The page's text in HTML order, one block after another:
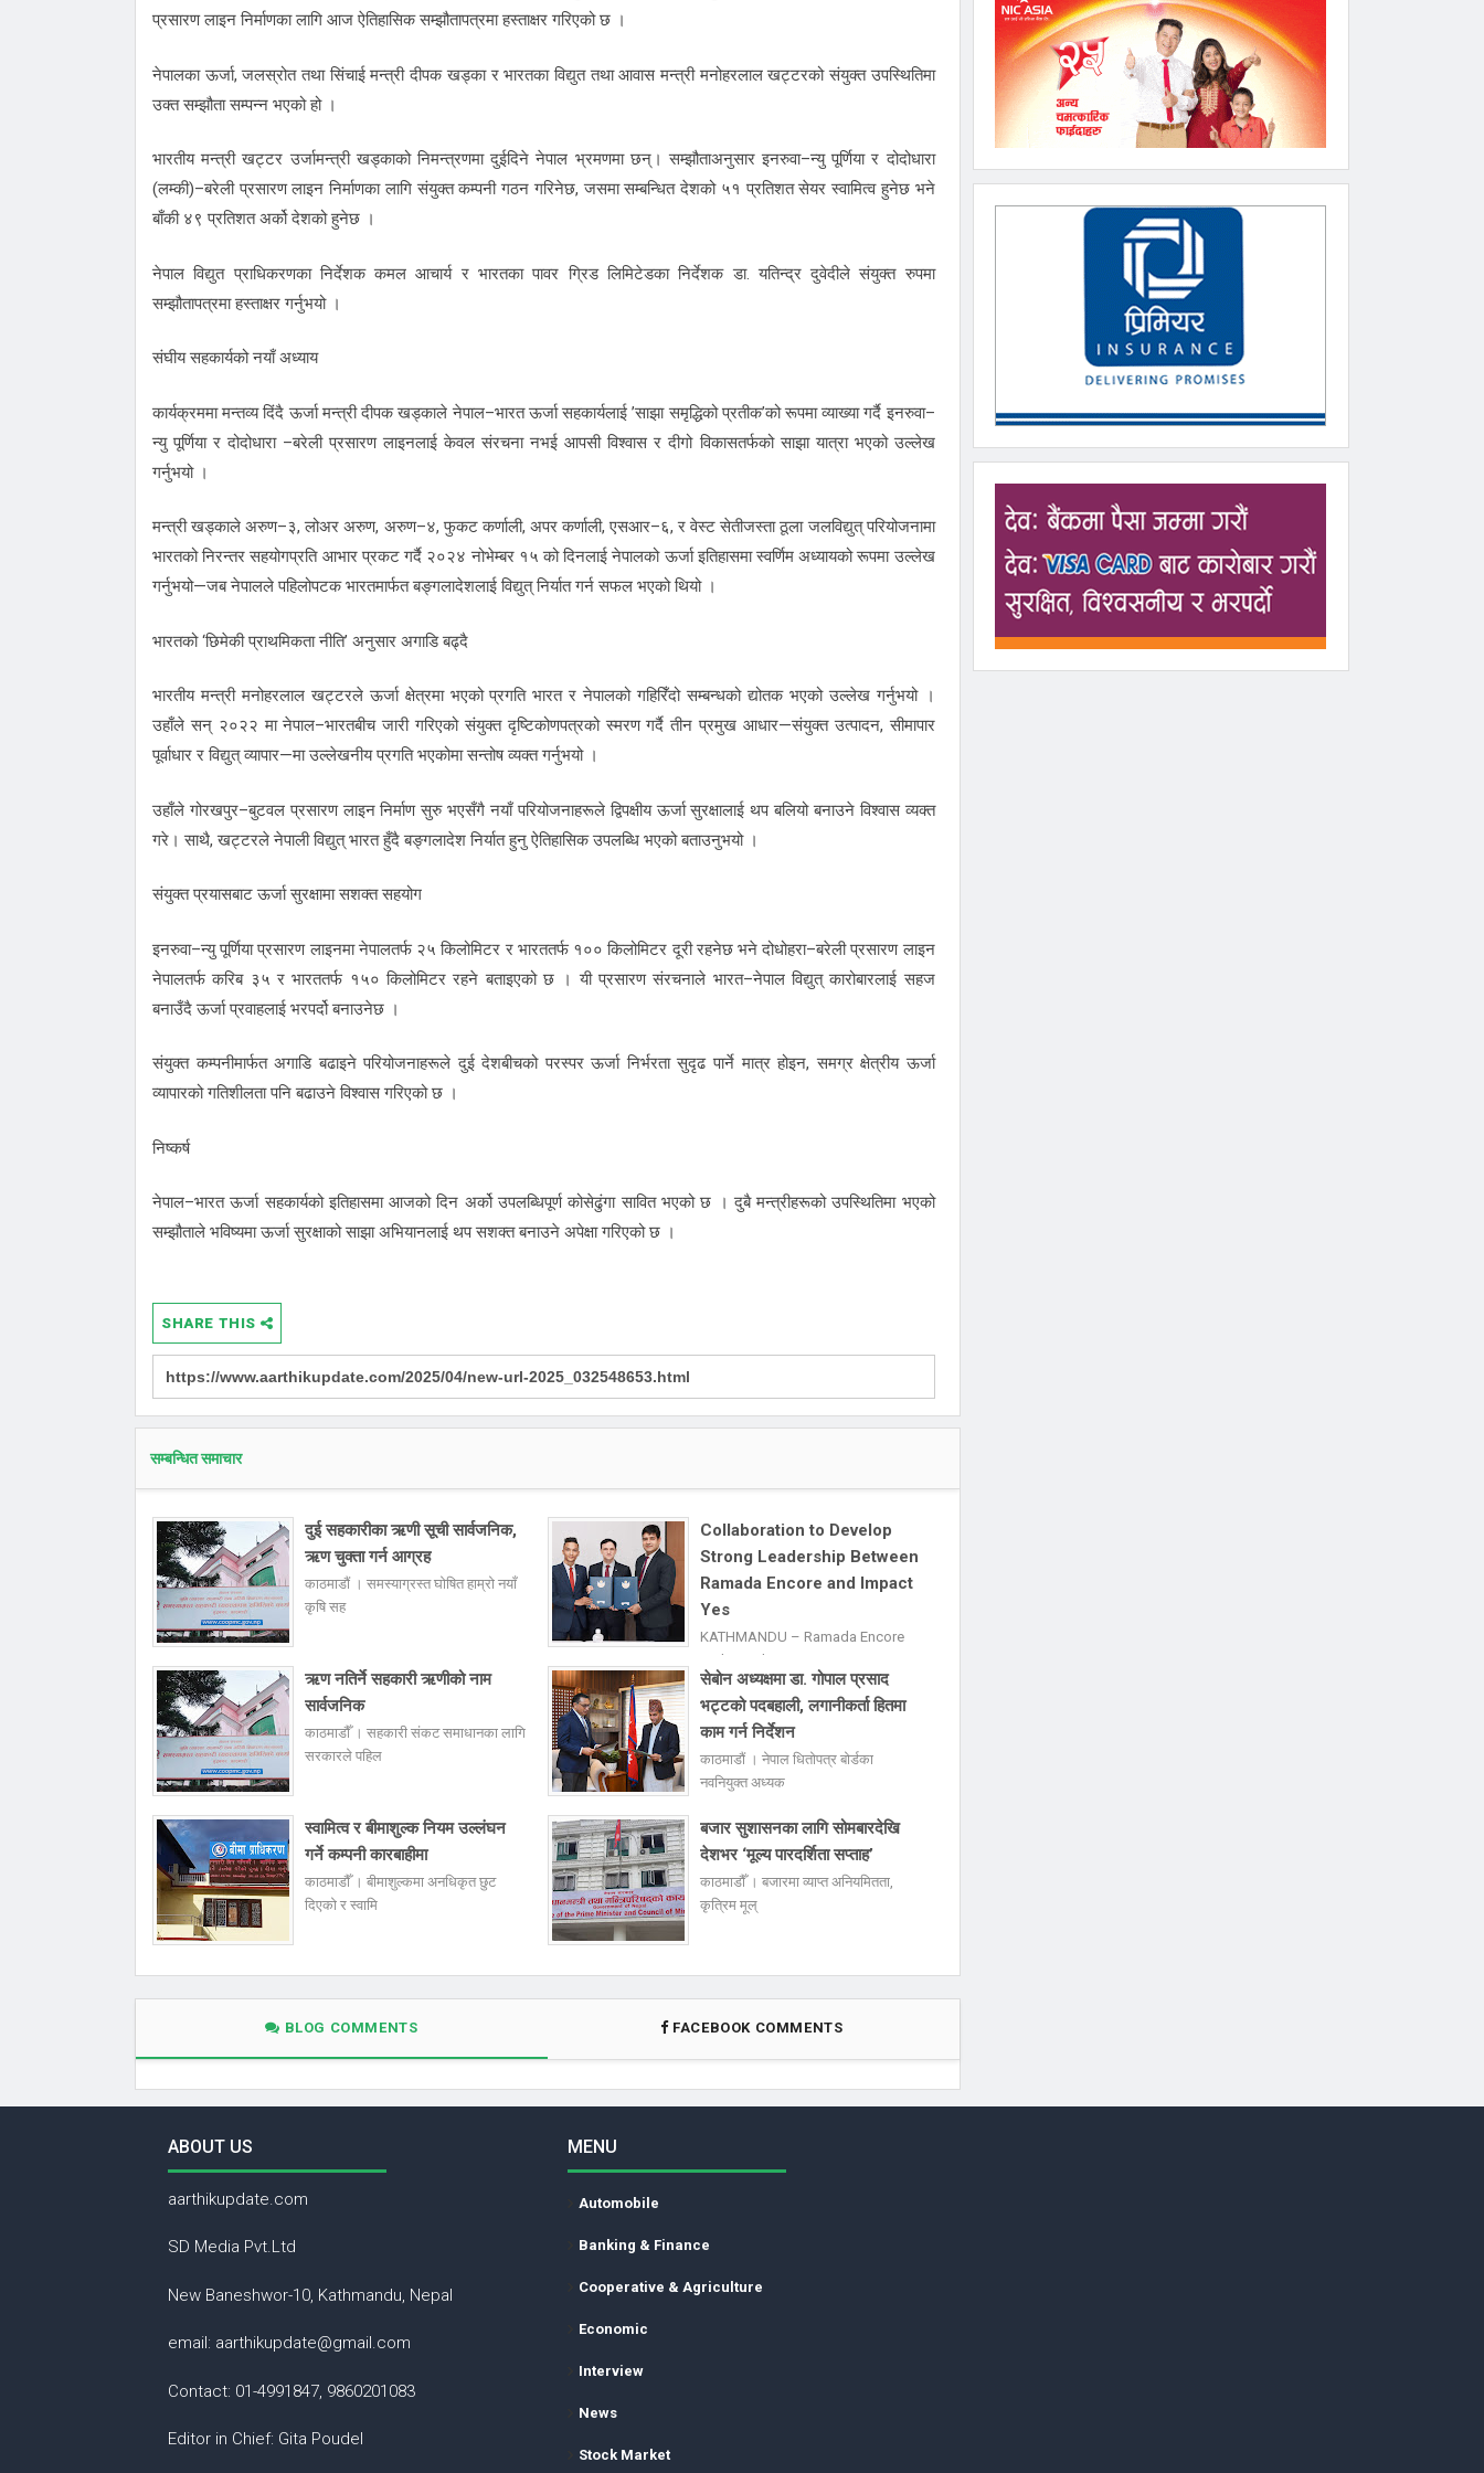
प्रसारण लाइन निर्माणका लागि आज ऐतिहासिक सम्झौतापत्रमा हस्ताक्षर गरिएको छ ।
नेपालका ऊर्जा, जलस्रोत तथा सिंचाई मन्त्री दीपक खड्का र भारतका विद्युत तथा आवास मन्त्री मनोहरलाल खट्टरको संयुक्त उपस्थितिमा
उक्त सम्झौता सम्पन्न भएको हो ।
भारतीय मन्त्री खट्टर उर्जामन्त्री खड्काको निमन्त्रणमा दुईदिने नेपाल भ्रमणमा छन्। सम्झौताअनुसार इनरुवा–न्यु पूर्णिया र दोदोधारा
(लम्की)–बरेली प्रसारण लाइन निर्माणका लागि संयुक्त कम्पनी गठन गरिनेछ, जसमा सम्बन्धित देशको ५१ प्रतिशत सेयर स्वामित्व हुनेछ भने
बाँकी ४९ प्रतिशत अर्को देशको हुनेछ ।
नेपाल विद्युत प्राधिकरणका निर्देशक कमल आचार्य र भारतका पावर ग्रिड लिमिटेडका निर्देशक डा. यतिन्द्र दुवेदीले संयुक्त रुपमा
सम्झौतापत्रमा हस्ताक्षर गर्नुभयो ।
संघीय सहकार्यको नयाँ अध्याय
कार्यक्रममा मन्तव्य दिंदै ऊर्जा मन्त्री दीपक खड्काले नेपाल–भारत ऊर्जा सहकार्यलाई ’साझा समृद्धिको प्रतीक’को रूपमा व्याख्या गर्दै इनरुवा–
न्यु पूर्णिया र दोदोधारा –बरेली प्रसारण लाइनलाई केवल संरचना नभई आपसी विश्वास र दीगो विकासतर्फको साझा यात्रा भएको उल्लेख
गर्नुभयो ।
मन्त्री खड्काले अरुण–३, लोअर अरुण, अरुण–४, फुकट कर्णाली, अपर कर्णाली, एसआर–६, र वेस्ट सेतीजस्ता ठूला जलविद्युत् परियोजनामा
भारतको निरन्तर सहयोगप्रति आभार प्रकट गर्दै २०२४ नोभेम्बर १५ को दिनलाई नेपालको ऊर्जा इतिहासमा स्वर्णिम अध्यायको रूपमा उल्लेख
गर्नुभयो—जब नेपालले पहिलोपटक भारतमार्फत बङ्गलादेशलाई विद्युत् निर्यात गर्न सफल भएको थियो ।
भारतको ‘छिमेकी प्राथमिकता नीति’ अनुसार अगाडि बढ्दै
भारतीय मन्त्री मनोहरलाल खट्टरले ऊर्जा क्षेत्रमा भएको प्रगति भारत र नेपालको गहिरिँदो सम्बन्धको द्योतक भएको उल्लेख गर्नुभयो ।
उहाँले सन् २०२२ मा नेपाल–भारतबीच जारी गरिएको संयुक्त दृष्टिकोणपत्रको स्मरण गर्दै तीन प्रमुख आधार—संयुक्त उत्पादन, सीमापार
पूर्वाधार र विद्युत् व्यापार—मा उल्लेखनीय प्रगति भएकोमा सन्तोष व्यक्त गर्नुभयो ।
उहाँले गोरखपुर–बुटवल प्रसारण लाइन निर्माण सुरु भएसँगै नयाँ परियोजनाहरूले द्विपक्षीय ऊर्जा सुरक्षालाई थप बलियो बनाउने विश्वास व्यक्त
गरे। साथै, खट्टरले नेपाली विद्युत् भारत हुँदै बङ्गलादेश निर्यात हुनु ऐतिहासिक उपलब्धि भएको बताउनुभयो ।
संयुक्त प्रयासबाट ऊर्जा सुरक्षामा सशक्त सहयोग
इनरुवा–न्यु पूर्णिया प्रसारण लाइनमा नेपालतर्फ २५ किलोमिटर र भारततर्फ १०० किलोमिटर दूरी रहनेछ भने दोधोहरा–बरेली प्रसारण लाइन
नेपालतर्फ करिब ३५ र भारततर्फ १५० किलोमिटर रहने बताइएको छ । यी प्रसारण संरचनाले भारत–नेपाल विद्युत् कारोबारलाई सहज
बनाउँदै ऊर्जा प्रवाहलाई भरपर्दो बनाउनेछ ।
संयुक्त कम्पनीमार्फत अगाडि बढाइने परियोजनाहरूले दुई देशबीचको परस्पर ऊर्जा निर्भरता सुदृढ पार्ने मात्र होइन, समग्र क्षेत्रीय ऊर्जा
व्यापारको गतिशीलता पनि बढाउने विश्वास गरिएको छ ।
निष्कर्ष
नेपाल–भारत ऊर्जा सहकार्यको इतिहासमा आजको दिन अर्को उपलब्धिपूर्ण कोसेढुंगा सावित भएको छ । दुबै मन्त्रीहरूको उपस्थितिमा भएको
सम्झौताले भविष्यमा ऊर्जा सुरक्षाको साझा अभियानलाई थप सशक्त बनाउने अपेक्षा गरिएको छ ।
SHARE THIS
सम्बन्धित समाचार
दुई सहकारीका ऋणी सूची सार्वजनिक,
ऋण चुक्ता गर्न आग्रह
काठमाडौं । समस्याग्रस्त घोषित हाम्रो नयाँ
कृषि सह
Collaboration to Develop
Strong Leadership Between
Ramada Encore and Impact
Yes
KATHMANDU – Ramada Encore
Kathmandu, a premier 4-
ऋण नतिर्ने सहकारी ऋणीको नाम
सार्वजनिक
काठमाडौँ । सहकारी संकट समाधानका लागि
सरकारले पहिल
सेबोन अध्यक्षमा डा. गोपाल प्रसाद
भट्टको पदबहाली, लगानीकर्ता हितमा
काम गर्न निर्देशन
काठमाडौं । नेपाल धितोपत्र बोर्डका
नवनियुक्त अध्यक
स्वामित्व र बीमाशुल्क नियम उल्लंघन
गर्ने कम्पनी कारबाहीमा
काठमाडौँ । बीमाशुल्कमा अनधिकृत छुट
दिएको र स्वामि
बजार सुशासनका लागि सोमबारदेखि
देशभर ‘मूल्य पारदर्शिता सप्ताह’
काठमाडौँ । बजारमा व्याप्त अनियमितता,
कृत्रिम मूल्
BLOG COMMENTS FACEBOOK COMMENTS
ABOUT US
aarthikupdate.com
SD Media Pvt.Ltd
New Baneshwor-10, Kathmandu, Nepal
email: aarthikupdate@gmail.com
Contact: 01-4991847, 9860201083
Editor in Chief: Gita Poudel
MENU
Automobile
Banking & Finance
Cooperative & Agriculture
Economic
Interview
News
Stock Market